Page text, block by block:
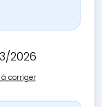
2026
corriger